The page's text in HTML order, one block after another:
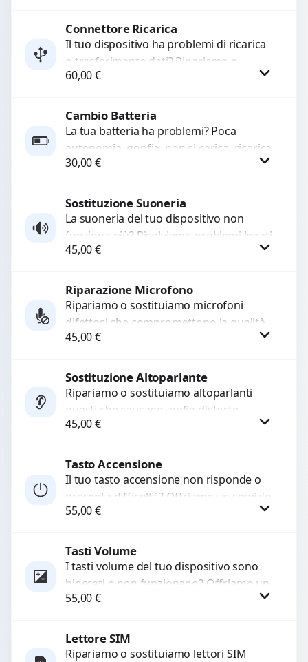
a...
Procedi
Connettore Ricarica
Il tuo dispositivo ha problemi di ricarica
o trasferimento dati? Ripariamo o
sostituiamo connettori di ricarica guasti,
60,00€
Procedi
Cambio Batteria
La tua batteria ha problemi? Poca
autonomia, gonfia, non si carica, ricarica
lenta o cicli di ricarica esauriti?
30,00€
Procedi
Sostituzione Suoneria
La suoneria del tuo dispositivo non
funziona più? Risolviamo problemi legati
a moduli audio difettosi con interventi
45,00€
Procedi
Riparazione Microfono
Ripariamo o sostituiamo microfoni
difettosi che compromettono la qualità
audio delle registrazioni o delle
di...
45,00€
Procedi
Sostituzione Altoparlante
Ripariamo o sostituiamo altoparlanti
guasti che causano audio distorto,
basso o assente. Utilizziamo ricambi di
45,00€
Procedi
Tasto Accensione
Il tuo tasto accensione non risponde o
presenta difficoltà? Offriamo un servizio
professionale di riparazione o
55,00€
Tasti Volume
I tasti volume del tuo dispositivo sono
bloccati o non funzionano? Offriamo un
servizio di riparazione o sostituzione
55,00€
Lettore SIM
Ripariamo o sostituiamo lettori SIM